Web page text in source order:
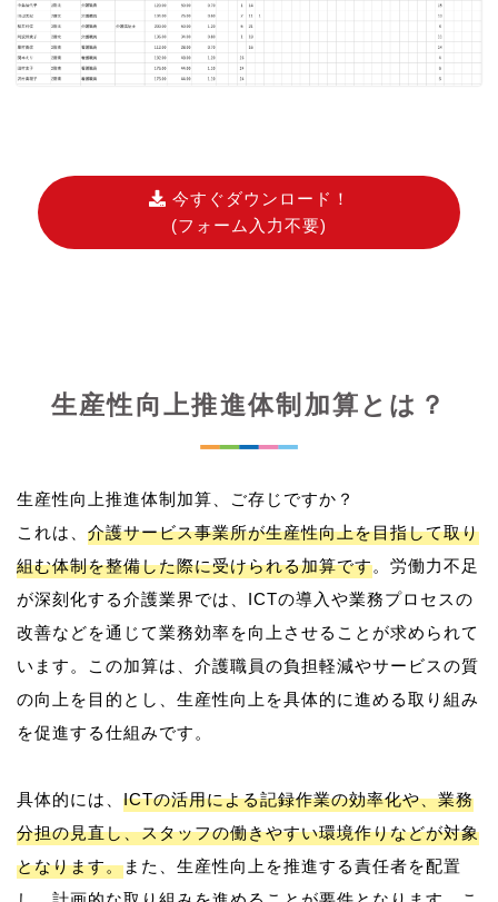
今すぐダウンロード！
(フォーム入力不要)
生産性向上推進体制加算とは？
生産性向上推進体制加算、ご存じですか？
これは、 介護サービス事業所が生産性向上を目指して取り
組む体制を整備した際に受けられる加算です。労働力不足
が深刻化する介護業界では、ICTの導入や業務プロセスの
改善などを通じて業務効率を向上させることが求められて
います。この加算は、介護職員の負担軽減やサービスの質
の向上を目的とし、生産性向上を具体的に進める取り組み
を促進する仕組みです。
具体的には、 ICTの活用による記録作業の効率化や、業務
分担の見直し、スタッフの働きやすい環境作りなどが対象
となります。また、生産性向上を推進する責任者を配置